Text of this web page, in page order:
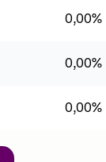
0,00%
0,00%
0,00%